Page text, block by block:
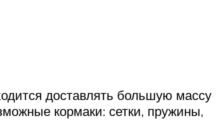
доставлять большую массу
кормаки: сетки, пружины,